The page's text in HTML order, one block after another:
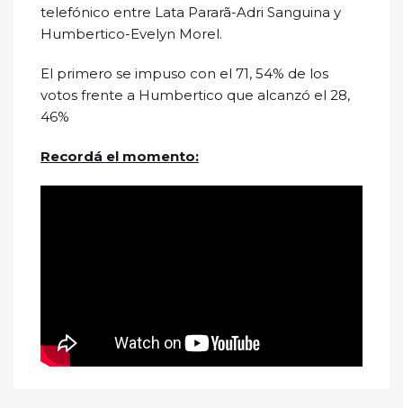
telefónico entre Lata Pararã-Adri Sanguina y
Humbertico-Evelyn Morel.
El primero se impuso con el 71, 54% de los
votos frente a Humbertico que alcanzó el 28,
46%
Recordá el momento: